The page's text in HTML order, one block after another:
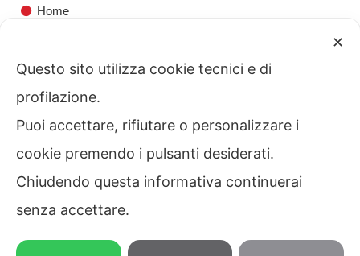
0444 341002
Home
Contatti
Privacy
✕
Questo sito utilizza cookie tecnici e di
profilazione.
Puoi accettare, rifiutare o personalizzare i
cookie premendo i pulsanti desiderati.
Chiudendo questa informativa continuerai
senza accettare.